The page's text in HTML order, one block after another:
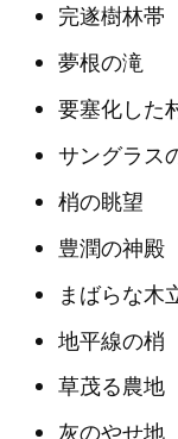
完遂樹林帯
夢根の滝
要塞化した
サングラス
梢の眺望
豊潤の神殿
まばらな木
地平線の梢
草茂る農地
灰のやせ地